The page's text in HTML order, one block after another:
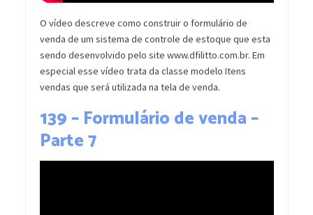
O vídeo descreve como construir o formulário de
venda de um sistema de controle de estoque que esta
sendo desenvolvido pelo site www.dfilitto.com.br. Em
especial esse vídeo trata da classe modelo Itens
vendas que será utilizada na tela de venda.
139 – Formulário de venda –
Parte 7